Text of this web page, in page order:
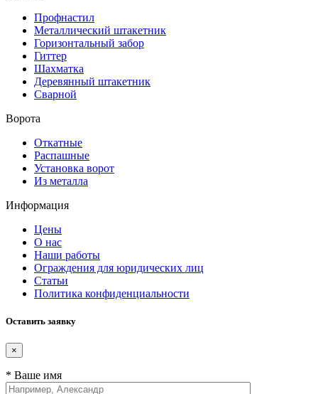
Профнастил
Металлический штакетник
Горизонтальный забор
Гиттер
Шахматка
Деревянный штакетник
Сварной
Ворота
Откатные
Распашные
Установка ворот
Из металла
Информация
Цены
О нас
Наши работы
Ограждения для юридических лиц
Статьи
Политика конфиденциальности
Оставить заявку
×
* Ваше имя